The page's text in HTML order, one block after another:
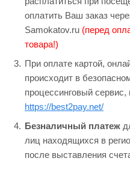
оплатить Ваш заказ
Samokatov.ru (перед
товара!)
При оплате картой,
происходит в
процессинговый
https://best2pay.net/
Безналичный платеж
лиц находящихся в
после выставления